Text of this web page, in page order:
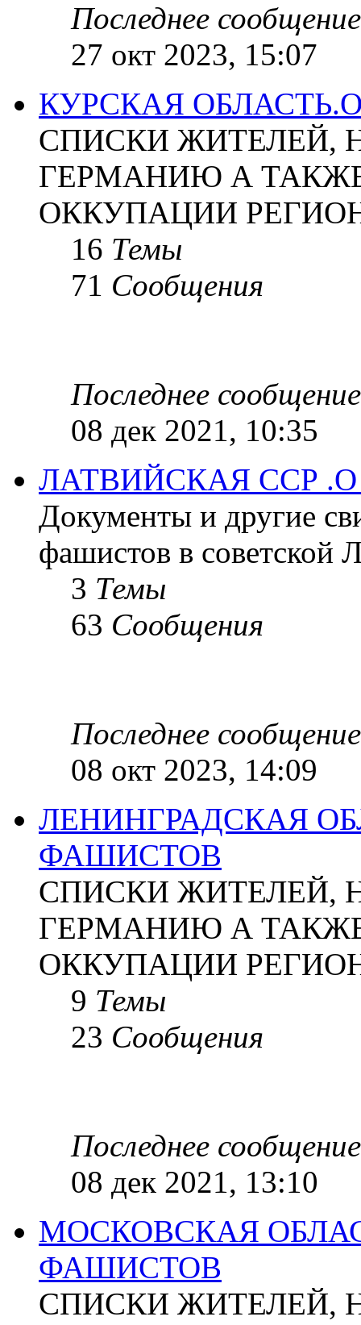
Последнее сообщение
27 окт 2023, 15:07
КУРСКАЯ
СПИСКИ ЖИТЕЛЕЙ,
ГЕРМАНИЮ А
ОККУПАЦИИ
16 Темы
71 Сообщения
Последнее сообщение
08 дек 2021, 10:35
ЛАТВИЙСКАЯ ССР
Документы и другие
фашистов в советской
3 Темы
63 Сообщения
Последнее сообщение
08 окт 2023, 14:09
ЛЕНИНГРАДСКАЯ
ФАШИСТОВ
СПИСКИ ЖИТЕЛЕЙ,
ГЕРМАНИЮ А
ОККУПАЦИИ
9 Темы
23 Сообщения
Последнее сообщение
08 дек 2021, 13:10
МОСКОВСКАЯ
ФАШИСТОВ
СПИСКИ ЖИТЕЛЕЙ,